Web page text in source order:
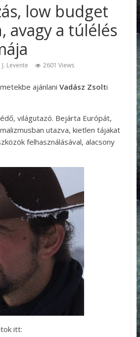
low budget
avagy a túlélés
Levente 2601 Views
ajánlani Vadász Zsolti
világutazó. Bejárta Európát,
utazva, kietlen tájakat
felhasználásával, alacsony
itt: